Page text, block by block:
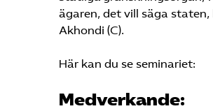
ägaren, det vill säga
Akhondi (C).
Här kan du se seminariet:
Medverkande: